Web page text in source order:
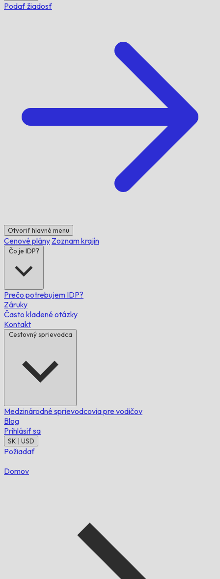
Podať žiadosť
Otvoriť hlavné menu
Cenové plány Zoznam krajín
Čo je IDP?
Prečo potrebujem IDP?
Záruky
Často kladené otázky
Kontakt
Cestovný sprievodca
Medzinárodné sprievodcovia pre vodičov
Blog
Prihlásiť sa
SK | USD
Požiadať
Domov